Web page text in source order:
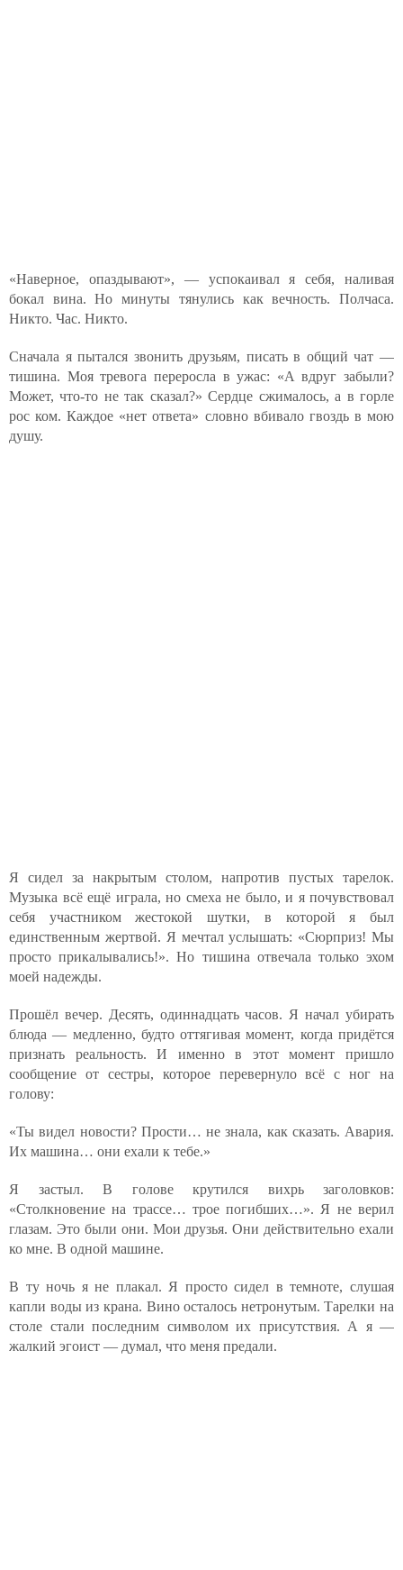
«Наверное, опаздывают», — успокаивал я себя, наливая
бокал вина. Но минуты тянулись как вечность. Полчаса.
Никто. Час. Никто.
Сначала я пытался звонить друзьям, писать в общий чат —
тишина. Моя тревога переросла в ужас: «А вдруг забыли?
Может, что-то не так сказал?» Сердце сжималось, а в горле
рос ком. Каждое «нет ответа» словно вбивало гвоздь в мою
душу.
Я сидел за накрытым столом, напротив пустых тарелок.
Музыка всё ещё играла, но смеха не было, и я почувствовал
себя участником жестокой шутки, в которой я был
единственным жертвой. Я мечтал услышать: «Сюрприз! Мы
просто прикалывались!». Но тишина отвечала только эхом
моей надежды.
Прошёл вечер. Десять, одиннадцать часов. Я начал убирать
блюда — медленно, будто оттягивая момент, когда придётся
признать реальность. И именно в этот момент пришло
сообщение от сестры, которое перевернуло всё с ног на
голову:
«Ты видел новости? Прости… не знала, как сказать. Авария.
Их машина… они ехали к тебе.»
Я застыл. В голове крутился вихрь заголовков:
«Столкновение на трассе… трое погибших…». Я не верил
глазам. Это были они. Мои друзья. Они действительно ехали
ко мне. В одной машине.
В ту ночь я не плакал. Я просто сидел в темноте, слушая
капли воды из крана. Вино осталось нетронутым. Тарелки на
столе стали последним символом их присутствия. А я —
жалкий эгоист — думал, что меня предали.